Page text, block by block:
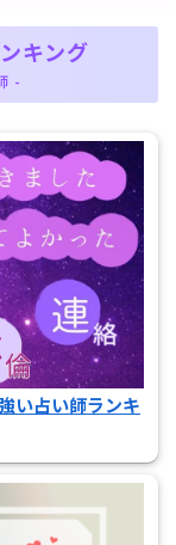
キング
-
い占い師ランキ